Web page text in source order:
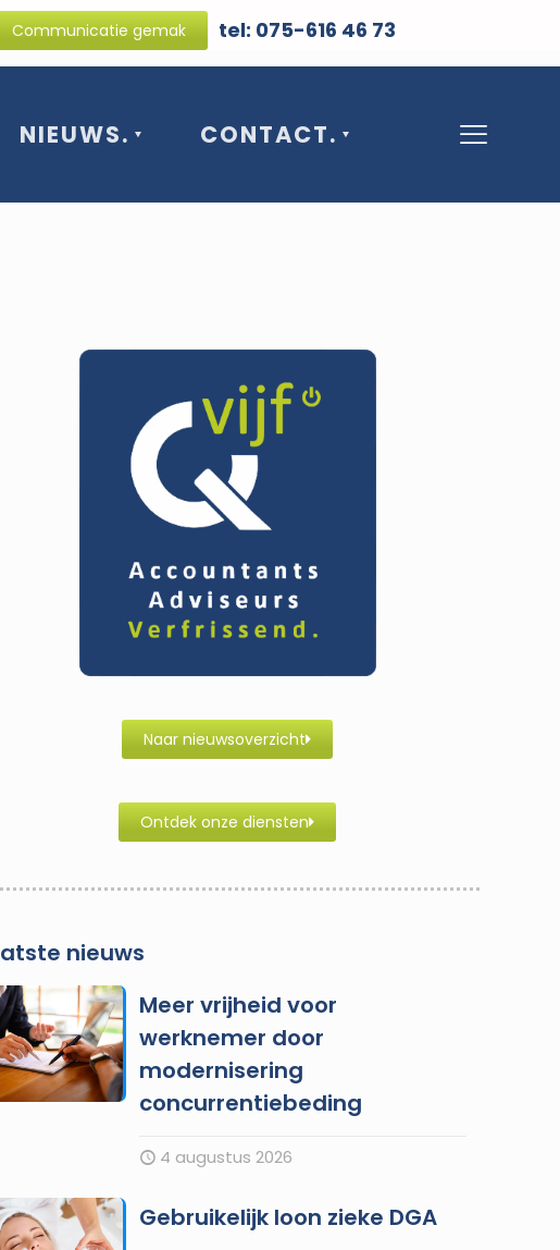
Communicatie gemak tel: 075-616 46 73
NIEUWS. CONTACT.
Naar nieuwsoverzicht
Ontdek onze diensten
nieuws
Meer vrijheid voor
werknemer door
modernisering
concurrentiebeding
4 augustus 2026
Gebruikelijk loon zieke DGA